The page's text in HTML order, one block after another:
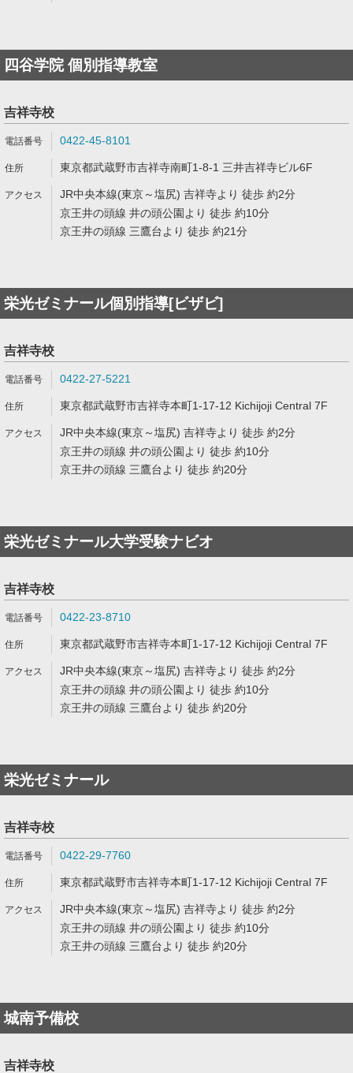
四谷学院 個別指導教室
吉祥寺校
0422-45-8101
東京都武蔵野市吉祥寺南町1-8-1 三井吉祥寺ビル6F
JR中央本線(東京～塩尻) 吉祥寺より 徒歩 約2分
京王井の頭線 井の頭公園より 徒歩 約10分
京王井の頭線 三鷹台より 徒歩 約21分
栄光ゼミナール個別指導[ビザビ]
吉祥寺校
0422-27-5221
東京都武蔵野市吉祥寺本町1-17-12 Kichijoji Central 7F
JR中央本線(東京～塩尻) 吉祥寺より 徒歩 約2分
京王井の頭線 井の頭公園より 徒歩 約10分
京王井の頭線 三鷹台より 徒歩 約20分
栄光ゼミナール大学受験ナビオ
吉祥寺校
0422-23-8710
東京都武蔵野市吉祥寺本町1-17-12 Kichijoji Central 7F
JR中央本線(東京～塩尻) 吉祥寺より 徒歩 約2分
京王井の頭線 井の頭公園より 徒歩 約10分
京王井の頭線 三鷹台より 徒歩 約20分
栄光ゼミナール
吉祥寺校
0422-29-7760
東京都武蔵野市吉祥寺本町1-17-12 Kichijoji Central 7F
JR中央本線(東京～塩尻) 吉祥寺より 徒歩 約2分
京王井の頭線 井の頭公園より 徒歩 約10分
京王井の頭線 三鷹台より 徒歩 約20分
城南予備校
吉祥寺校